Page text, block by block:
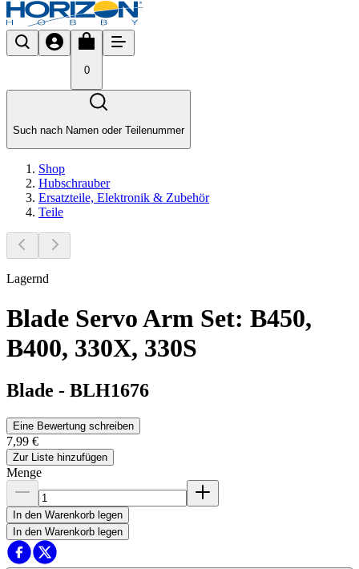
0
Such nach Namen oder Teilenummer
Shop
Hubschrauber
Ersatzteile, Elektronik & Zubehör
Teile
Lagernd
Blade Servo Arm Set: B450,
B400, 330X, 330S
Blade - BLH1676
Eine Bewertung schreiben
7,99 €
Zur Liste hinzufügen
Menge
In den Warenkorb legen
In den Warenkorb legen